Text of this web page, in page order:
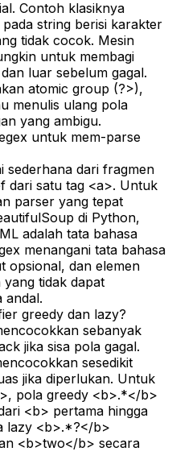
Contoh klasiknya
string berisi karakter
tidak cocok. Mesin
untuk membagi
luar sebelum gagal.
atomic group (?>),
menulis ulang pola
yang ambigu.
untuk mem-parse
sederhana dari fragmen
dari satu tag <a>. Untuk
parser yang tepat
di Python,
adalah tata bahasa
menangani tata bahasa
opsional, dan elemen
tidak dapat
andal.
greedy dan lazy?
sebanyak
jika sisa pola gagal.
sesedikit
jika diperlukan. Untuk
pola greedy <b>.*</b>
<b> pertama hingga
lazy <b>.*?</b>
<b>two</b> secara